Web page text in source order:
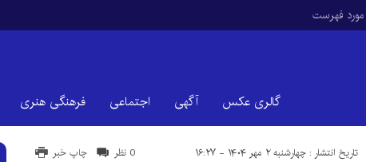
مورد فهرست
گالری عکس آگهی اجتماعی فرهنگی هنری
تاریخ انتشار : چهارشنبه ۲ مهر ۱۴۰۴ - ۱۶:۲۷ چاپ خبر 0 نظر